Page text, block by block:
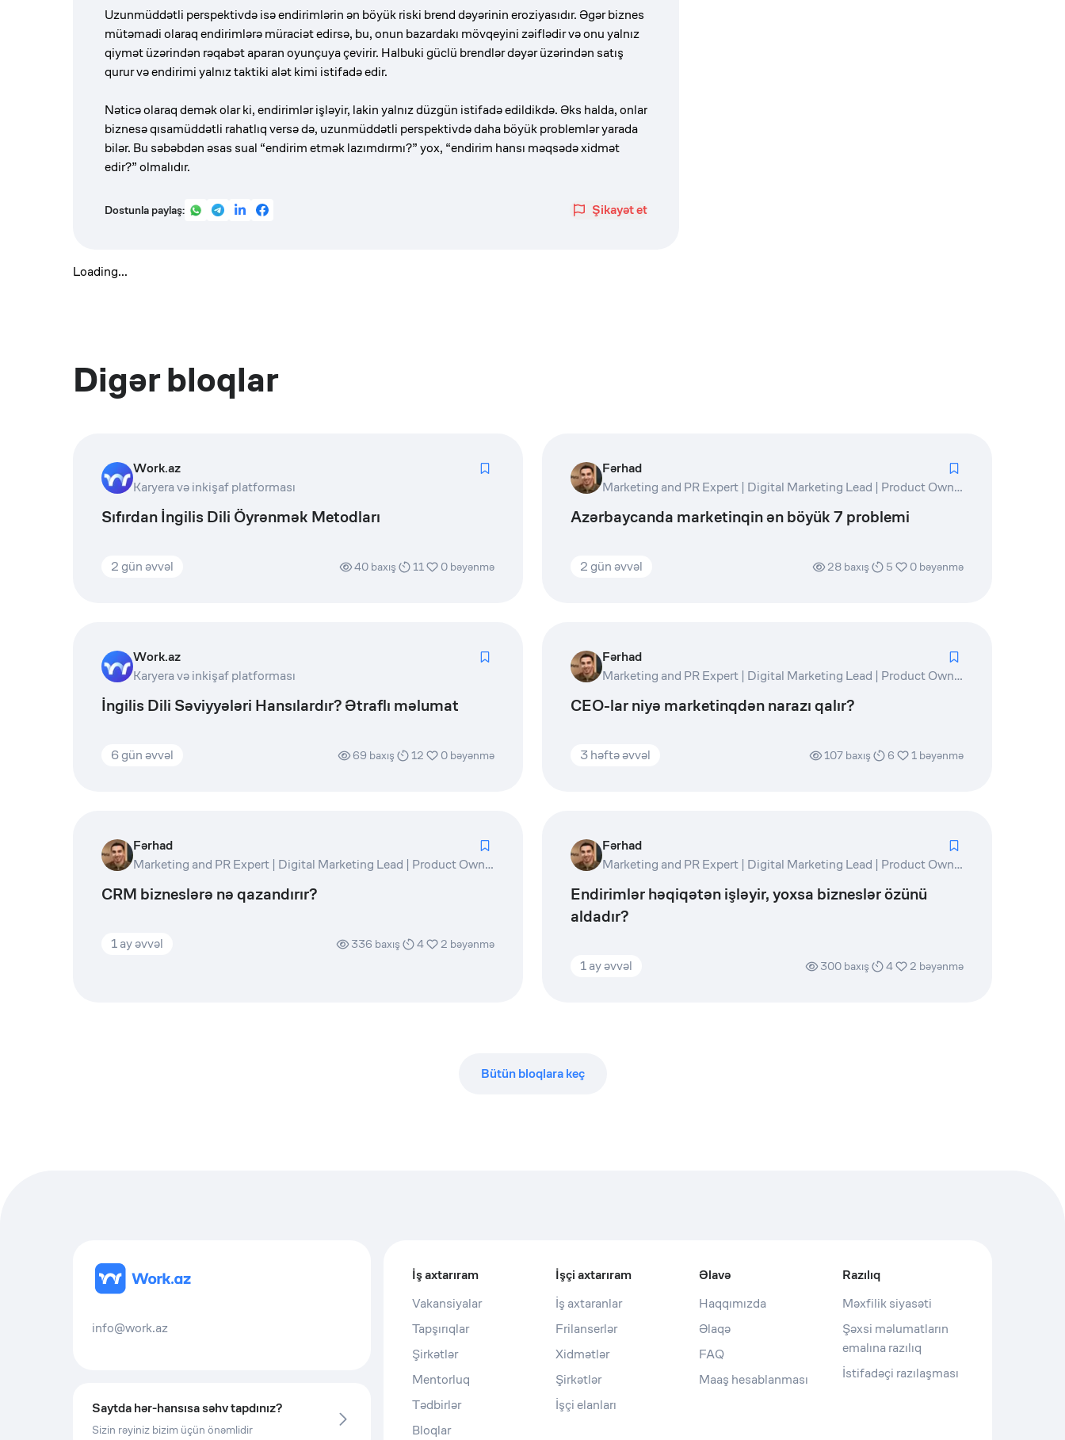
Uzunmüddətli perspektivdə isə endirimlərin ən böyük riski brend dəyərinin eroziyasıdır. Əgər biznes
mütəmadi olaraq endirimlərə müraciət edirsə, bu, onun bazardakı mövqeyini zəiflədir və onu yalnız
qiymət üzərindən rəqabət aparan oyunçuya çevirir. Halbuki güclü brendlər dəyər üzərindən satış
qurur və endirimi yalnız taktiki alət kimi istifadə edir.
Nəticə olaraq demək olar ki, endirimlər işləyir, lakin yalnız düzgün istifadə edildikdə. Əks halda, onlar
biznesə qısamüddətli rahatlıq versə də, uzunmüddətli perspektivdə daha böyük problemlər yarada
bilər. Bu səbəbdən əsas sual “endirim etmək lazımdırmı?” yox, “endirim hansı məqsədə xidmət
edir?” olmalıdır.
Dostunla paylaş: Şikayət et
Loading...
Digər bloqlar
Work.az
Karyera və inkişaf platforması
Sıfırdan İngilis Dili Öyrənmək Metodları
2 gün əvvəl 40 baxış 11 0 bəyənmə
Fərhad
Marketing and PR Expert | Digital Marketing Lead | Product Owner | Writer
Azərbaycanda marketinqin ən böyük 7 problemi
2 gün əvvəl 28 baxış 5 0 bəyənmə
Work.az
Karyera və inkişaf platforması
İngilis Dili Səviyyələri Hansılardır? Ətraflı məlumat
6 gün əvvəl 69 baxış 12 0 bəyənmə
Fərhad
Marketing and PR Expert | Digital Marketing Lead | Product Owner | Writer
CEO-lar niyə marketinqdən narazı qalır?
3 həftə əvvəl 107 baxış 6 1 bəyənmə
Fərhad
Marketing and PR Expert | Digital Marketing Lead | Product Owner | Writer
CRM bizneslərə nə qazandırır?
1 ay əvvəl 336 baxış 4 2 bəyənmə
Fərhad
Marketing and PR Expert | Digital Marketing Lead | Product Owner | Writer
Endirimlər həqiqətən işləyir, yoxsa bizneslər özünü
aldadır?
1 ay əvvəl 300 baxış 4 2 bəyənmə
Bütün bloqlara keç
info@work.az
Saytda hər-hansısa səhv tapdınız?
Sizin rəyiniz bizim üçün önəmlidir
İş axtarıram
Vakansiyalar
Tapşırıqlar
Şirkətlər
Mentorluq
Tədbirlər
Bloqlar
İşçi axtarıram
İş axtaranlar
Frilanserlər
Xidmətlər
Şirkətlər
İşçi elanları
Əlavə
Haqqımızda
Əlaqə
FAQ
Maaş hesablanması
Razılıq
Məxfilik siyasəti
Şəxsi məlumatların
emalına razılıq
İstifadəçi razılaşması